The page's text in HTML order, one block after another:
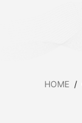
HOME /